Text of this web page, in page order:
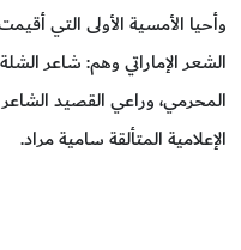
وأحيا الأمسية الأولى التي
الشعر الإماراتي وهم: شاعر
المحرمي، وراعي القصيد
الإعلامية المتألقة سامية مراد.